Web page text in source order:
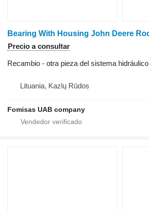
Precio a consultar
Recambio - otra pieza del sistema hidráulico
Lituania, Kazlų Rūdos
Fomisas UAB company